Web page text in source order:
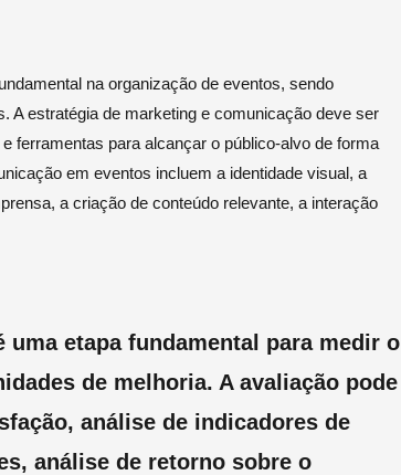
na organização de eventos, sendo
A estratégia de marketing e comunicação deve ser
ferramentas para alcançar o público-alvo de forma
em eventos incluem a identidade visual, a
a criação de conteúdo relevante, a interação
uma etapa fundamental para medir o
de melhoria. A avaliação pode
análise de indicadores de
análise de retorno sobre o